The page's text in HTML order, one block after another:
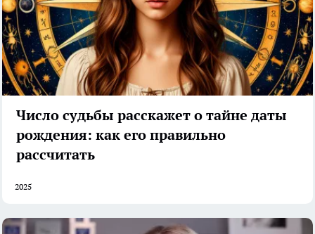
Число судьбы расскажет о тайне даты
рождения: как его правильно
рассчитать
2025